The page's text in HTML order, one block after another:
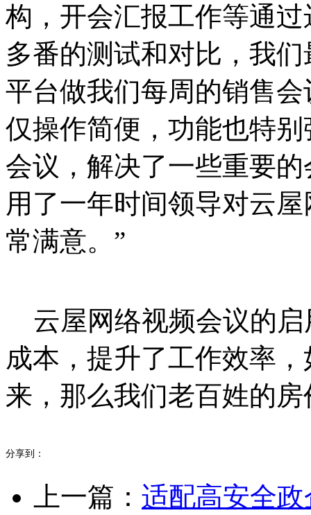
构，开会汇报工作等通
多番的测试和对比，我
平台做我们每周的销售
仅操作简便，功能也特
会议，解决了一些重要
用了一年时间领导对云
常满意。”
云屋网络视频会议的启
成本，提升了工作效率
来，那么我们老百姓的
分享到：
上一篇： 适配高安全